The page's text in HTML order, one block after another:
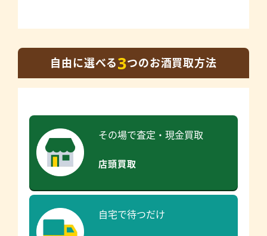
自由に選べる3つのお酒買取方法
その場で査定・現金買取
店頭買取
自宅で待つだけ